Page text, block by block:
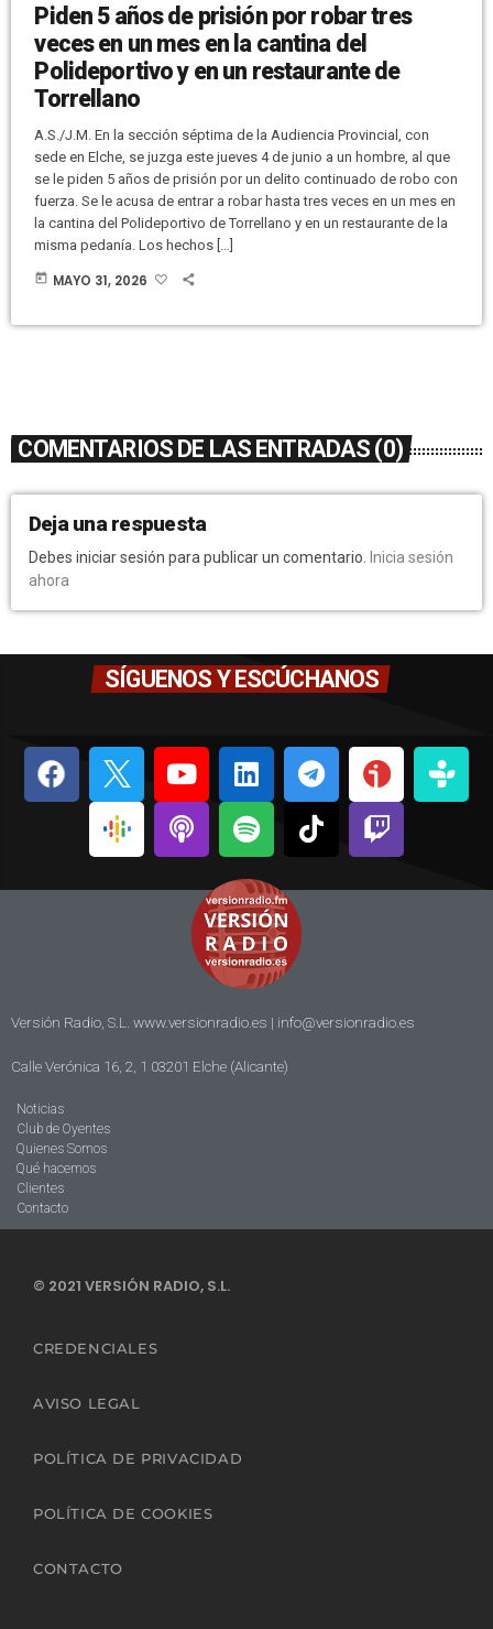
Piden 5 años de prisión por robar tres
veces en un mes en la cantina del
Polideportivo y en un restaurante de
Torrellano
A.S./J.M. En la sección séptima de la Audiencia Provincial, con
sede en Elche, se juzga este jueves 4 de junio a un hombre, al que
se le piden 5 años de prisión por un delito continuado de robo con
fuerza. Se le acusa de entrar a robar hasta tres veces en un mes en
la cantina del Polideportivo de Torrellano y en un restaurante de la
misma pedanía. Los hechos […]
today MAYO 31, 2026
COMENTARIOS DE LAS ENTRADAS (0)
Deja una respuesta
Debes iniciar sesión para publicar un comentario.
Inicia sesión
ahora
SÍGUENOS Y ESCÚCHANOS
Versión Radio, S.L. www.versionradio.es | info@versionradio.es
Calle Verónica 16, 2, 1 03201 Elche (Alicante)
Noticias
Club de Oyentes
Quienes Somos
Qué hacemos
Clientes
Contacto
© 2021 VERSIÓN RADIO, S.L.
CREDENCIALES
AVISO LEGAL
POLÍTICA DE PRIVACIDAD
POLÍTICA DE COOKIES
CONTACTO